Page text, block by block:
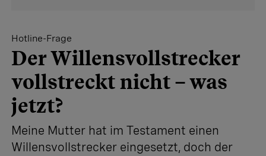
Hotline-Frage
Der Willensvollstrecker
vollstreckt nicht – was
jetzt?
Meine Mutter hat im Testament einen
Willensvollstrecker ­eingesetzt, doch der